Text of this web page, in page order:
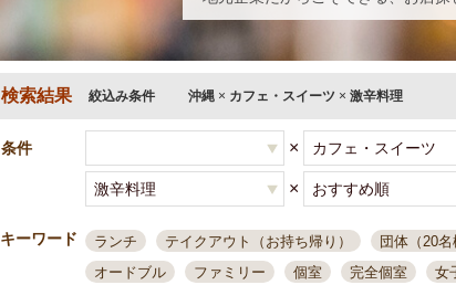
検索結果 絞込み条件 沖縄 × カフェ・スイーツ × 激辛料理
条件 ×
×
キーワード ランチ テイクアウト（お持ち帰り） 団体（20名
オードブル
ファミリー 個室 完全個室 女